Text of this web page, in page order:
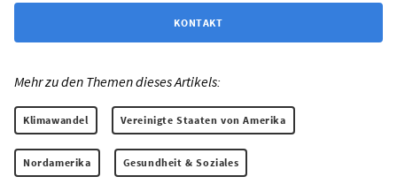
KONTAKT
Mehr zu den Themen dieses Artikels:
Klimawandel Vereinigte Staaten von Amerika
Nordamerika Gesundheit & Soziales